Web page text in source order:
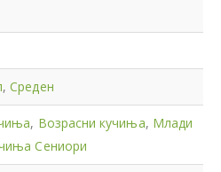
,Среден
, Возрасни кучиња, Млади
Сениори